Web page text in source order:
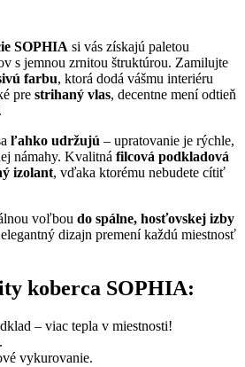
SOPHIA si vás získajú paletou
s jemnou zrnitou štruktúrou. Zamilujte
farbu, ktorá dodá vášmu interiéru
pre strihaný vlas, decentne mení odtieň
ľahko udržujú – upratovanie je rýchle,
námahy. Kvalitná filcová podkladová
izolant, vďaka ktorému nebudete cítiť
voľbou do spálne, hosťovskej izby
dizajn premení každú miestnosť
koberca SOPHIA:
– viac tepla v miestnosti!
vykurovanie.